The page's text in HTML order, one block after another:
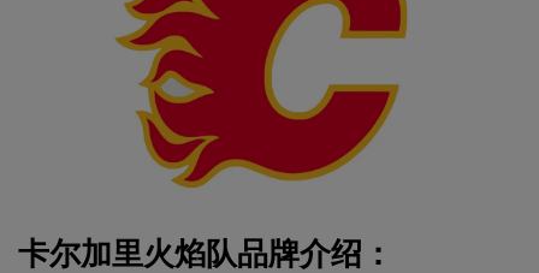
卡尔加里火焰队品牌介绍：